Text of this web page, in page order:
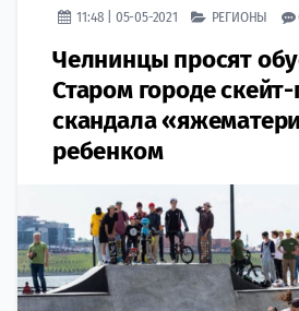
11:48 | 05-05-2021 РЕГИОНЫ
Челнинцы просят
Старом городе
скандала
ребенком